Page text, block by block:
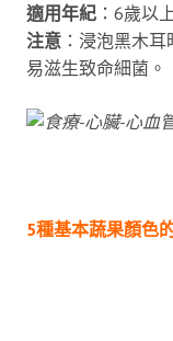
適用年紀 ：6歲以上
注意 ：浸泡黑木
易滋生致命細菌。
5種基本蔬果顏色